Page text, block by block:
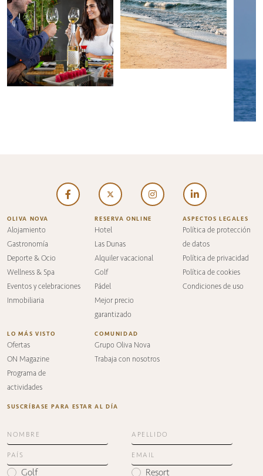
OLIVA NOVA
Alojamiento
Gastronomía
Deporte & Ocio
Wellness & Spa
Eventos y celebraciones
Inmobiliaria
RESERVA ONLINE
Hotel
Las Dunas
Alquiler vacacional
Golf
Pádel
Mejor precio
garantizado
ASPECTOS LEGALES
Política de protección
de datos
Política de privacidad
Política de cookies
Condiciones de uso
LO MÁS VISTO
Ofertas
ON Magazine
Programa de
actividades
COMUNIDAD
Grupo Oliva Nova
Trabaja con nosotros
SUSCRÍBASE PARA ESTAR AL DÍA
Golf Resort